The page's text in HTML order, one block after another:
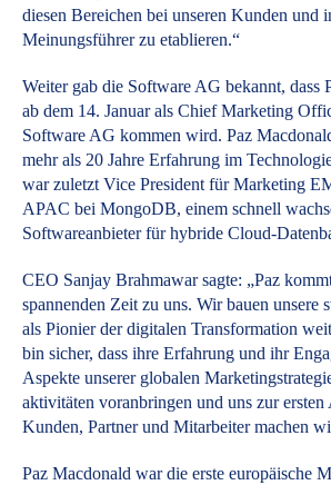
diesen Bereichen bei unseren Kunden und
Meinungsführer zu etablieren.“
Weiter gab die Software AG bekannt, dass
ab dem 14. Januar als Chief Marketing
Software AG kommen wird. Paz
mehr als 20 Jahre Erfahrung im
war zuletzt Vice President für Marketing
APAC bei MongoDB, einem schnell
Softwareanbieter für hybride Cloud-
CEO Sanjay Brahmawar sagte: „Paz
spannenden Zeit zu uns. Wir bauen unsere
als Pionier der digitalen Transformation
bin sicher, dass ihre Erfahrung und ihr
Aspekte unserer globalen
aktivitäten voranbringen und uns zur ersten
Kunden, Partner und Mitarbeiter machen
Paz Macdonald war die erste europäische